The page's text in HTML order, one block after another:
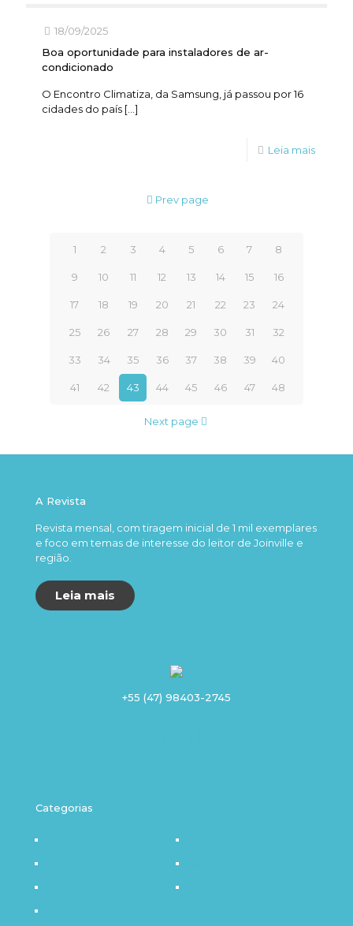
18/09/2025
Boa oportunidade para instaladores de ar-
condicionado
O Encontro Climatiza, da Samsung, já passou por 16
cidades do país […]
Leia mais
Prev page
1 2 3 4 5 6 7 8
9 10 11 12 13 14 15 16
17 18 19 20 21 22 23 24
25 26 27 28 29 30 31 32
33 34 35 36 37 38 39 40
41 42 43 44 45 46 47 48
Next page
A Revista
Revista mensal, com tiragem inicial de 1 mil exemplares
e foco em temas de interesse do leitor de Joinville e
região.
Leia mais
+55 (47) 98403-2745
Categorias